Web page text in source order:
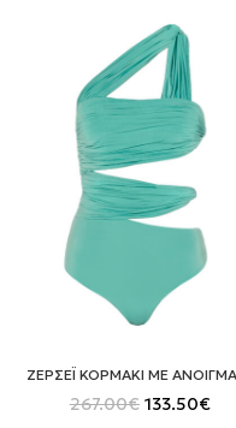
ΖΕΡΣΕΪ ΚΟΡΜΑΚΙ ΜΕ
267.00€ Original
price
133.50€Η